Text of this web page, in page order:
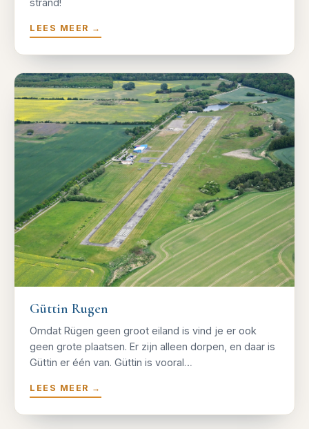
LEES MEER →
Güttin Rugen
Omdat Rügen geen groot eiland is vind je er ook
geen grote plaatsen. Er zijn alleen dorpen, en daar is
Güttin er één van. Güttin is vooral…
LEES MEER →